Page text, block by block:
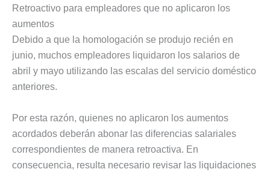
Retroactivo para empleadores que no aplicaron los
aumentos
Debido a que la homologación se produjo recién en
junio, muchos empleadores liquidaron los salarios de
abril y mayo utilizando las escalas del servicio doméstico
anteriores.
Por esta razón, quienes no aplicaron los aumentos
acordados deberán abonar las diferencias salariales
correspondientes de manera retroactiva. En
consecuencia, resulta necesario revisar las liquidaciones